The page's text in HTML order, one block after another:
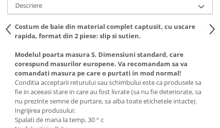
Descriere
Costum de baie din material complet captusit, cu uscare
rapida, format din 2 piese: slip si sutien.
Modelul poarta masura S. Dimensiuni standard, care
corespund masurilor europene. Va recomandam sa va
comandati masura pe care o purtati in mod normal!
Conditia acceptarii returului sau schimbului este ca produsele sa
fie in aceeasi stare in care au fost livrate (sa nu fie deteriorate, sa
nu prezinte semne de purtare, sa aiba toate etichetele intacte).
Ingrijirea produsului:
Spalati de mana la temp. 30 ° c